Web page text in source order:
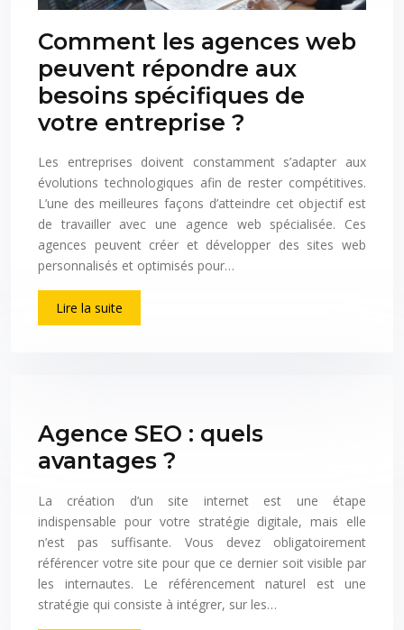
Comment les agences web
peuvent répondre aux
besoins spécifiques de
votre entreprise ?
Les entreprises doivent constamment s’adapter aux
évolutions technologiques afin de rester compétitives.
L’une des meilleures façons d’atteindre cet objectif est
de travailler avec une agence web spécialisée. Ces
agences peuvent créer et développer des sites web
personnalisés et optimisés pour…
Lire la suite
Agence SEO : quels
avantages ?
La création d’un site internet est une étape
indispensable pour votre stratégie digitale, mais elle
n’est pas suffisante. Vous devez obligatoirement
référencer votre site pour que ce dernier soit visible par
les internautes. Le référencement naturel est une
stratégie qui consiste à intégrer, sur les…